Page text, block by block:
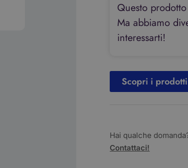
Questo prodotto
Ma abbiamo
interessarti!
Scopri i
Hai qualche
Contattaci!